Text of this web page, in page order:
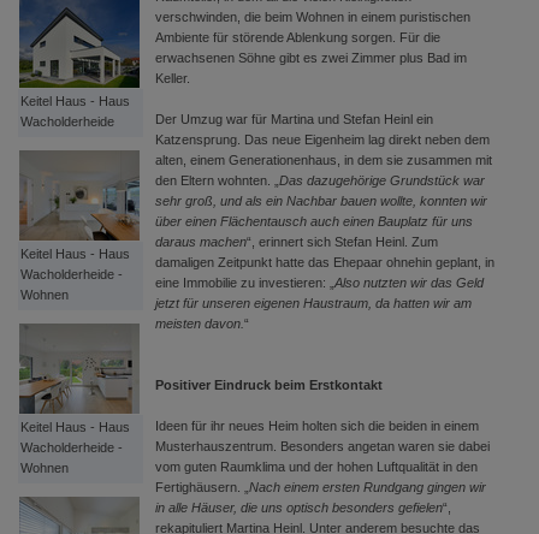
Keitel Haus - Haus
Wacholderheide
Keitel Haus - Haus
Wacholderheide -
Wohnen
Keitel Haus - Haus
Wacholderheide -
Wohnen
verschwinden, die beim Wohnen in einem puristischen
Ambiente für störende Ablenkung sorgen. Für die
erwachsenen Söhne gibt es zwei Zimmer plus Bad im
Keller.
Der Umzug war für Martina und Stefan Heinl ein
Katzensprung. Das neue Eigenheim lag direkt neben dem
alten, einem Generationenhaus, in dem sie zusammen mit
den Eltern wohnten. „ Das dazugehörige Grundstück war
sehr groß, und als ein Nachbar bauen wollte, konnten wir
über einen Flächentausch auch einen Bauplatz für uns
daraus machen“, erinnert sich Stefan Heinl. Zum
damaligen Zeitpunkt hatte das Ehepaar ohnehin geplant, in
eine Immobilie zu investieren: „ Also nutzten wir das Geld
jetzt für unseren eigenen Haustraum, da hatten wir am
meisten davon. “
Positiver Eindruck beim Erstkontakt
Ideen für ihr neues Heim holten sich die beiden in einem
Musterhauszentrum. Besonders angetan waren sie dabei
vom guten Raumklima und der hohen Luftqualität in den
Fertighäusern. „ Nach einem ersten Rundgang gingen wir
in alle Häuser, die uns optisch besonders gefielen“,
rekapituliert Martina Heinl. Unter anderem besuchte das